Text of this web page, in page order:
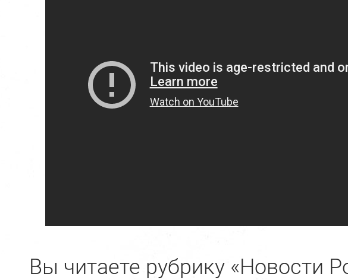
Вы читаете рубрику «Новости